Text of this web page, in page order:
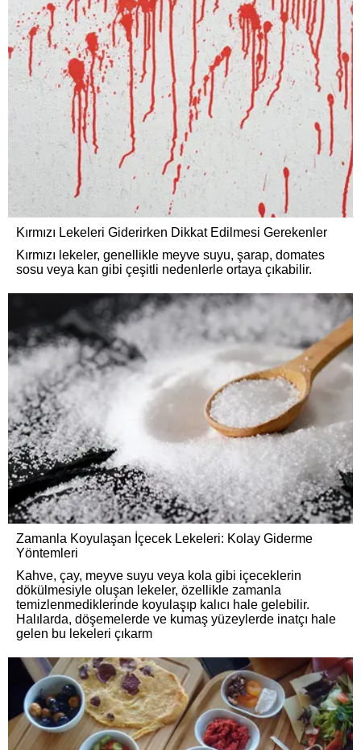
Kırmızı Lekeleri Giderirken Dikkat Edilmesi Gerekenler
Kırmızı lekeler, genellikle meyve suyu, şarap, domates
sosu veya kan gibi çeşitli nedenlerle ortaya çıkabilir.
Zamanla Koyulaşan İçecek Lekeleri: Kolay Giderme
Yöntemleri
Kahve, çay, meyve suyu veya kola gibi içeceklerin
dökülmesiyle oluşan lekeler, özellikle zamanla
temizlenmediklerinde koyulaşıp kalıcı hale gelebilir.
Halılarda, döşemelerde ve kumaş yüzeylerde inatçı hale
gelen bu lekeleri çıkarm